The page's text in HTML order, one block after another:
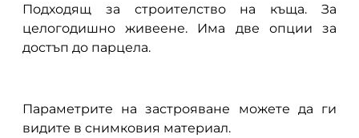
Подходящ за строителство на къща. За
целогодишно живеене. Има две опции за
достъп до парцела.
Параметрите на застрояване можете да ги
видите в снимковия материал.